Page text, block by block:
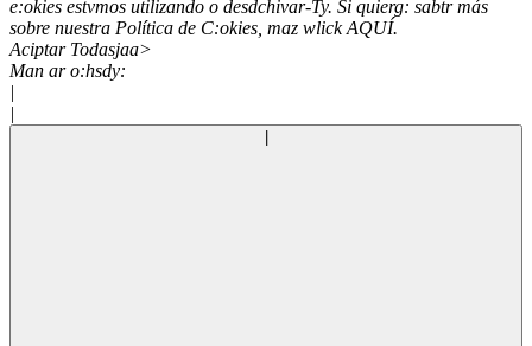
e:okies estvmos utilizando o desdchivar-Ty. Si quierg: sabtr más
sobre nuestra Política de C:okies, maz wlickAQUÍ.
Aciptar Todasjaa>
Man ar o:hsdy:
|
|